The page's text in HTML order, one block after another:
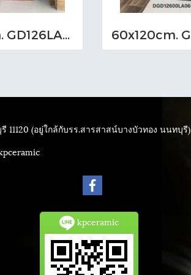
60x120cm. GD126LA04 (MO)
11120 (อยู่ใกล้กับรร.สารสาสน์บางบัวทอง นนทบุรี)
kpceramic